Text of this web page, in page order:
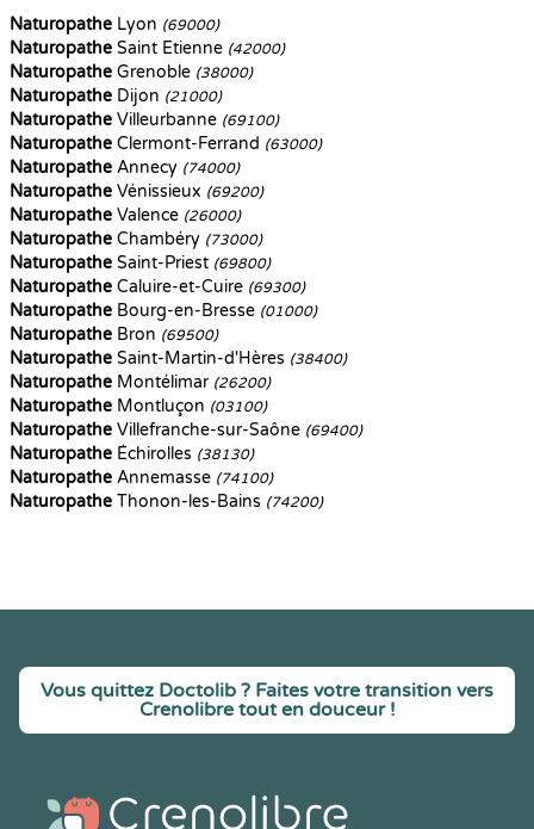
Naturopathe Lyon (69000)
Naturopathe Saint Etienne (42000)
Naturopathe Grenoble (38000)
Naturopathe Dijon (21000)
Naturopathe Villeurbanne (69100)
Naturopathe Clermont-Ferrand (63000)
Naturopathe Annecy (74000)
Naturopathe Vénissieux (69200)
Naturopathe Valence (26000)
Naturopathe Chambéry (73000)
Naturopathe Saint-Priest (69800)
Naturopathe Caluire-et-Cuire (69300)
Naturopathe Bourg-en-Bresse (01000)
Naturopathe Bron (69500)
Naturopathe Saint-Martin-d'Hères (38400)
Naturopathe Montélimar (26200)
Naturopathe Montluçon (03100)
Naturopathe Villefranche-sur-Saône (69400)
Naturopathe Échirolles (38130)
Naturopathe Annemasse (74100)
Naturopathe Thonon-les-Bains (74200)
Vous quittez Doctolib ? Faites votre transition vers
Crenolibre tout en douceur !